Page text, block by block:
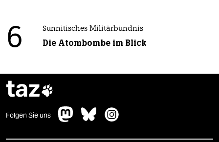
6 Sunnitisches Militärbündnis
Die Atombombe im Blick
taz
Folgen Sie uns